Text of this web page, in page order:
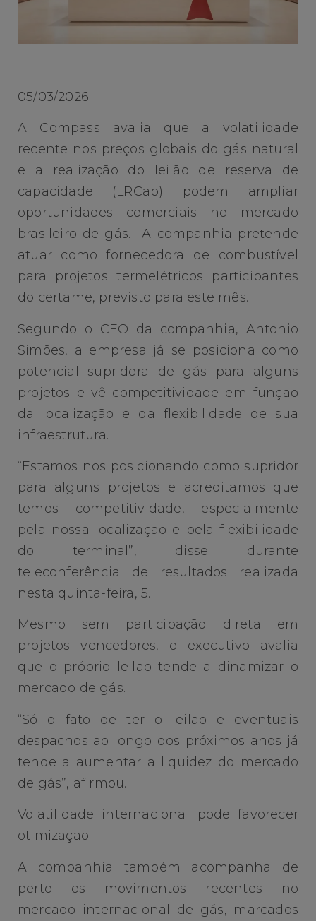
05/03/2026
A Compass avalia que a volatilidade
recente nos preços globais do gás natural
e a realização do leilão de reserva de
capacidade (LRCap) podem ampliar
oportunidades comerciais no mercado
brasileiro de gás. A companhia pretende
atuar como fornecedora de combustível
para projetos termelétricos participantes
do certame, previsto para este mês.
Segundo o CEO da companhia, Antonio
Simões, a empresa já se posiciona como
potencial supridora de gás para alguns
projetos e vê competitividade em função
da localização e da flexibilidade de sua
infraestrutura.
“Estamos nos posicionando como supridor
para alguns projetos e acreditamos que
temos competitividade, especialmente
pela nossa localização e pela flexibilidade
do terminal”, disse durante
teleconferência de resultados realizada
nesta quinta-feira, 5.
Mesmo sem participação direta em
projetos vencedores, o executivo avalia
que o próprio leilão tende a dinamizar o
mercado de gás.
“Só o fato de ter o leilão e eventuais
despachos ao longo dos próximos anos já
tende a aumentar a liquidez do mercado
de gás”, afirmou.
Volatilidade internacional pode favorecer
otimização
A companhia também acompanha de
perto os movimentos recentes no
mercado internacional de gás, marcados